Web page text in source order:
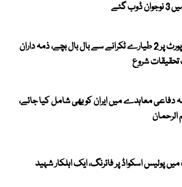
گئے
سڈنی ایئرپورٹ پر 2 طیارے ٹکرانے سے بال بال بچے، ذمہ داران
شروع
دفاعی معاہدے میں ایران کو بھی شامل کیا جائے،
الرحمان
پولیس اسکواڈ پر فائرنگ، ایک اہلکار شہید